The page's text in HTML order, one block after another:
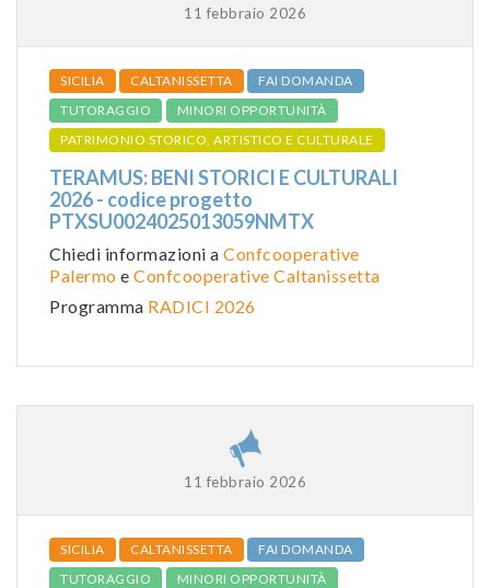
11 febbraio 2026
SICILIA CALTANISSETTA
FAI DOMANDA
TUTORAGGIO
MINORI OPPORTUNITÀ
PATRIMONIO STORICO, ARTISTICO E CULTURALE
TERAMUS: BENI STORICI E CULTURALI
2026 - codice progetto
PTXSU0024025013059NMTX
Chiedi informazioni a Confcooperative
Palermo e Confcooperative Caltanissetta
Programma RADICI 2026
11 febbraio 2026
SICILIA CALTANISSETTA
FAI DOMANDA
TUTORAGGIO
MINORI OPPORTUNITÀ